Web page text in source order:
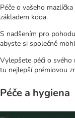
Péče o vašeho
základem kooa.
S nadšením pro
abyste si společně
Vylepšete péči o svého
tu nejlepší prémiovou
Péče a hygiena